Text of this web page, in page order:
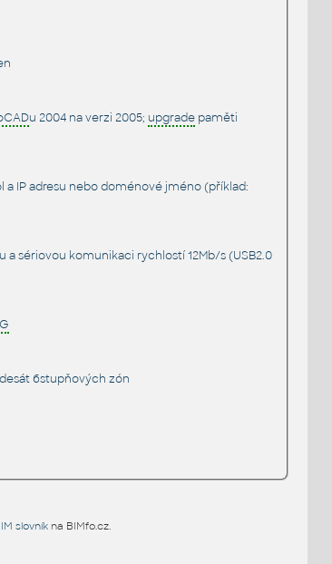
u 2004 na verzi 2005; upgradepaměti
IP adresu nebo doménové jméno (příklad:
sériovou komunikaci rychlostí 12Mb/s (USB2.0
6stupňových zón
slovníkna BIMfo.cz.